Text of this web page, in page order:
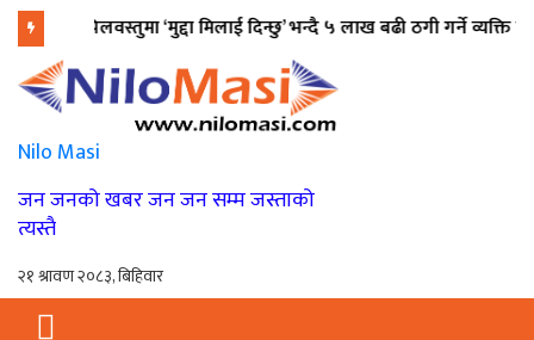
कपिलवस्तुमा ‘मुद्दा मिलाई दिन्छु’ भन्दै ५ लाख बढी ठगी गर्ने व्यक्ति पक्राउ
Nilo Masi
जन जनको खबर जन जन सम्म जस्ताको
त्यस्तै